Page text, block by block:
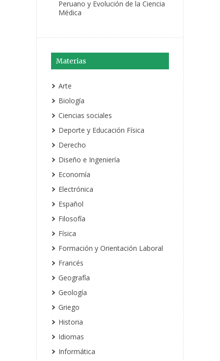
Peruano y Evolución de la Ciencia
Médica
Materias
Arte
Biología
Ciencias sociales
Deporte y Educación Física
Derecho
Diseño e Ingeniería
Economía
Electrónica
Español
Filosofía
Física
Formación y Orientación Laboral
Francés
Geografía
Geología
Griego
Historia
Idiomas
Informática